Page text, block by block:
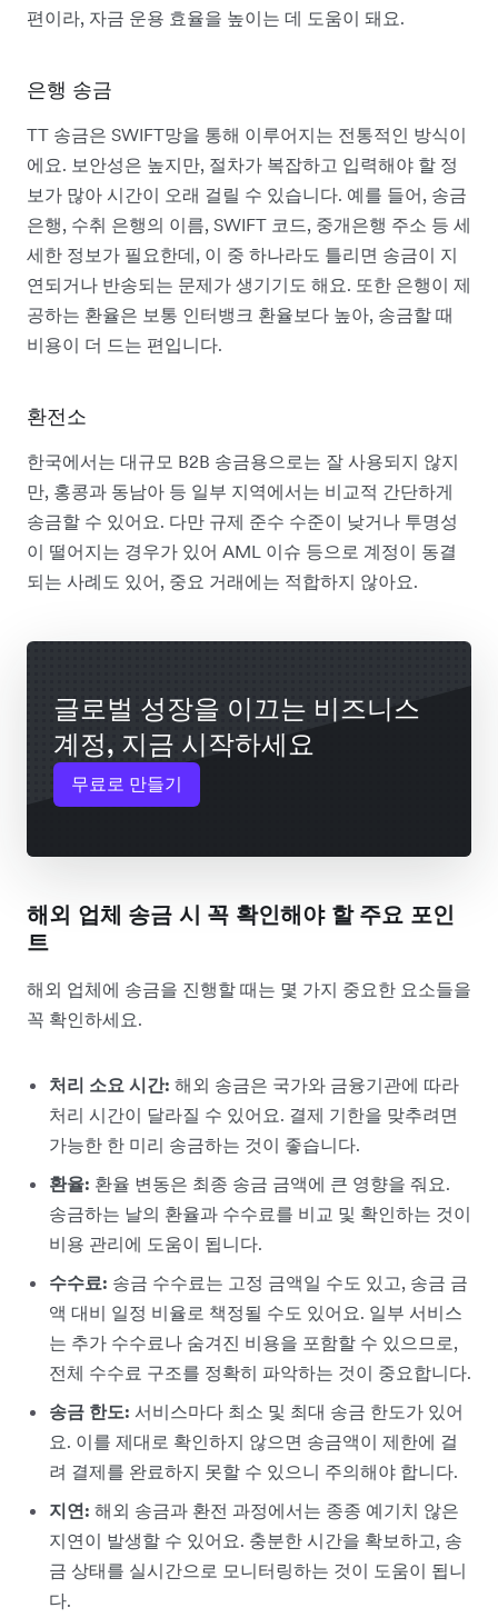
편이라, 자금 운용 효율을 높이는 데 도움이 돼요.
은행 송금
TT 송금은 SWIFT망을 통해 이루어지는 전통적인 방식이
에요. 보안성은 높지만, 절차가 복잡하고 입력해야 할 정
보가 많아 시간이 오래 걸릴 수 있습니다. 예를 들어, 송금
은행, 수취 은행의 이름, SWIFT 코드, 중개은행 주소 등 세
세한 정보가 필요한데, 이 중 하나라도 틀리면 송금이 지
연되거나 반송되는 문제가 생기기도 해요. 또한 은행이 제
공하는 환율은 보통 인터뱅크 환율보다 높아, 송금할 때
비용이 더 드는 편입니다.
환전소
한국에서는 대규모 B2B 송금용으로는 잘 사용되지 않지
만, 홍콩과 동남아 등 일부 지역에서는 비교적 간단하게
송금할 수 있어요. 다만 규제 준수 수준이 낮거나 투명성
이 떨어지는 경우가 있어 AML 이슈 등으로 계정이 동결
되는 사례도 있어, 중요 거래에는 적합하지 않아요.
글로벌 성장을 이끄는 비즈니스
계정, 지금 시작하세요
무료로 만들기
해외 업체 송금 시 꼭 확인해야 할 주요 포인
트
해외 업체에 송금을 진행할 때는 몇 가지 중요한 요소들을
꼭 확인하세요.
처리 소요 시간: 해외 송금은 국가와 금융기관에 따라
처리 시간이 달라질 수 있어요. 결제 기한을 맞추려면
가능한 한 미리 송금하는 것이 좋습니다.
환율: 환율 변동은 최종 송금 금액에 큰 영향을 줘요.
송금하는 날의 환율과 수수료를 비교 및 확인하는 것이
비용 관리에 도움이 됩니다.
수수료: 송금 수수료는 고정 금액일 수도 있고, 송금 금
액 대비 일정 비율로 책정될 수도 있어요. 일부 서비스
는 추가 수수료나 숨겨진 비용을 포함할 수 있으므로,
전체 수수료 구조를 정확히 파악하는 것이 중요합니다.
송금 한도: 서비스마다 최소 및 최대 송금 한도가 있어
요. 이를 제대로 확인하지 않으면 송금액이 제한에 걸
려 결제를 완료하지 못할 수 있으니 주의해야 합니다.
지연: 해외 송금과 환전 과정에서는 종종 예기치 않은
지연이 발생할 수 있어요. 충분한 시간을 확보하고, 송
금 상태를 실시간으로 모니터링하는 것이 도움이 됩니
다.